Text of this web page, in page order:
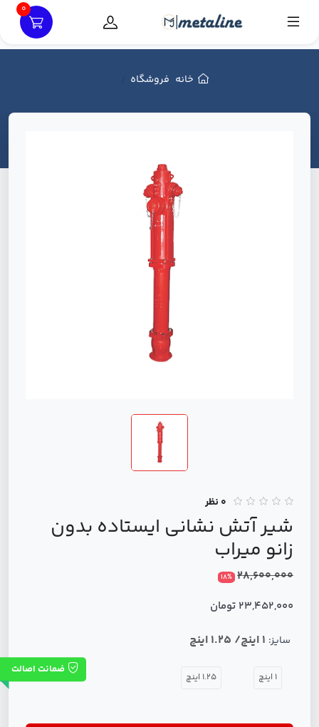
0
خانه فروشگاه
0 نظر
شیر آتش نشانی ایستاده بدون
زانو میراب
28,600,000
18%
23,452,000 تومان
سایز: 1 اینچ/ 1.25 اینچ
1 اینچ 1.25 اینچ
ضمانت اصالت